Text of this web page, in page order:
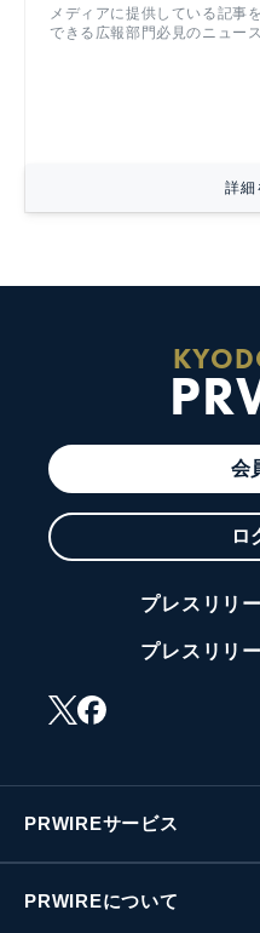
メディアに提供している記事
できる広報部門必見のニュー
詳細
会
ロ
プレスリリ
プレスリリ
PRWIREサービス
PRWIREについて